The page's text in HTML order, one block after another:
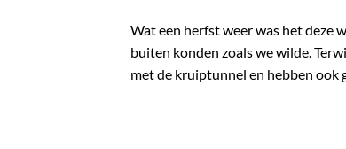
Wat een herfst weer was het deze
buiten konden zoals we wilde.
met de kruiptunnel en hebben ook